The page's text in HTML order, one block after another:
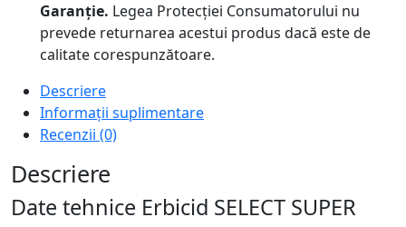
Garanție. Legea Protecției Consumatorului nu
prevede returnarea acestui produs dacă este de
calitate corespunzătoare.
Descriere
Informații suplimentare
Recenzii (0)
Descriere
Date tehnice Erbicid SELECT SUPER